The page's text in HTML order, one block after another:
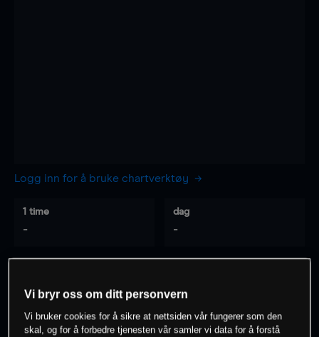
Logg inn for å bruke chartverktøy
1 time
-
dag
-
- -
Vi bryr oss om ditt personvern
Vi bruker cookies for å sikre at nettsiden vår fungerer som den
skal, og for å forbedre tjenesten vår samler vi data for å forstå